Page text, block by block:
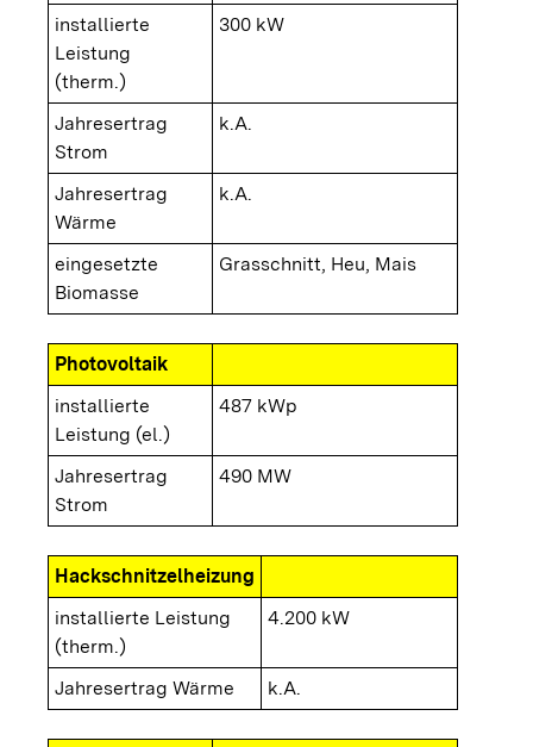
installierte
Leistung
(therm.)
300 kW
Jahresertrag
Strom
k.A.
Jahresertrag
Wärme
k.A.
eingesetzte
Biomasse
Grasschnitt, Heu, Mais
Photovoltaik
installierte
Leistung (el.)
487 kWp
Jahresertrag
Strom
490 MW
Hackschnitzelheizung
installierte Leistung
(therm.)
4.200 kW
Jahresertrag Wärme k.A.